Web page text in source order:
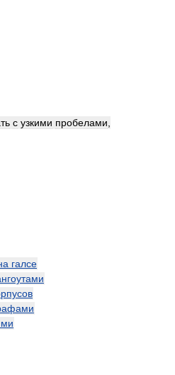
с узкими пробелами
галсе